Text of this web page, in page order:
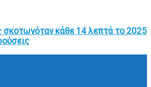
σκοτωνόταν κάθε 14 λεπτά το 2025